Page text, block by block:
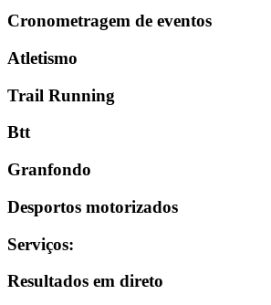
Cronometragem de eventos
Atletismo
Trail Running
Btt
Granfondo
Desportos motorizados
Serviços:
Resultados em direto